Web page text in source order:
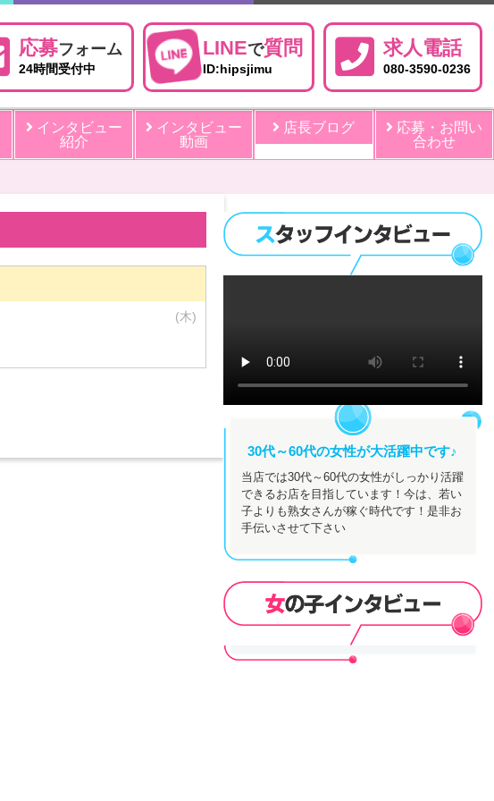
応募フォーム
24時間受付中
LINEで質問
ID:hipsjimu
求人電話
080-3590-0236
インタビュー
紹介
インタビュー
動画
店長ブログ
応募・お問い
合わせ
(木)
30代～60代の女性が大活躍中です♪
当店では30代～60代の女性がしっかり活躍
できるお店を目指しています！今は、若い
子よりも熟女さんが稼ぐ時代です！是非お
手伝いさせて下さい